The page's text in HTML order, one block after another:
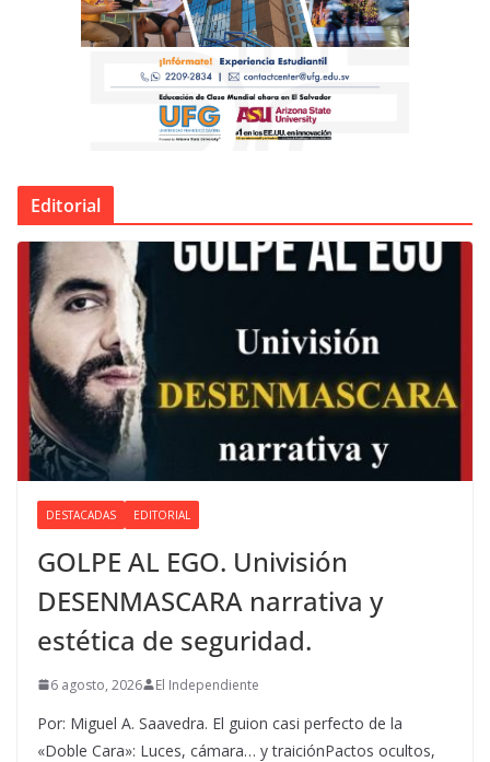
Editorial
DESTACADAS EDITORIAL
GOLPE AL EGO. Univisión
DESENMASCARA narrativa y
estética de seguridad.
6 agosto, 2026 El Independiente
Por: Miguel A. Saavedra. El guion casi perfecto de la
«Doble Cara»: Luces, cámara… y traiciónPactos ocultos,